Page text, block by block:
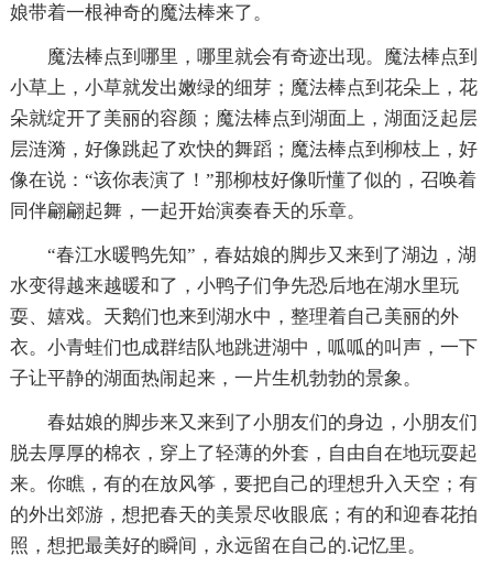
娘带着一根神奇的魔法棒来了。
魔法棒点到哪里，哪里就会有奇迹出现。魔法棒点到
小草上，小草就发出嫩绿的细芽；魔法棒点到花朵上，花
朵就绽开了美丽的容颜；魔法棒点到湖面上，湖面泛起层
层涟漪，好像跳起了欢快的舞蹈；魔法棒点到柳枝上，好
像在说：“该你表演了！”那柳枝好像听懂了似的，召唤着
同伴翩翩起舞，一起开始演奏春天的乐章。
“春江水暖鸭先知”，春姑娘的脚步又来到了湖边，湖
水变得越来越暖和了，小鸭子们争先恐后地在湖水里玩
耍、嬉戏。天鹅们也来到湖水中，整理着自己美丽的外
衣。小青蛙们也成群结队地跳进湖中，呱呱的叫声，一下
子让平静的湖面热闹起来，一片生机勃勃的景象。
春姑娘的脚步来又来到了小朋友们的身边，小朋友们
脱去厚厚的棉衣，穿上了轻薄的外套，自由自在地玩耍起
来。你瞧，有的在放风筝，要把自己的理想升入天空；有
的外出郊游，想把春天的美景尽收眼底；有的和迎春花拍
照，想把最美好的瞬间，永远留在自己的.记忆里。